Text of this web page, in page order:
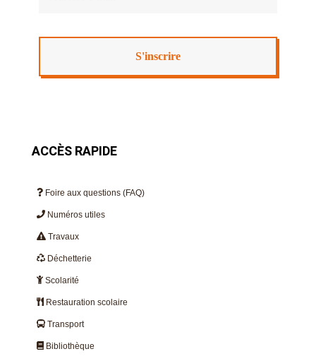
ACCÈS RAPIDE
Foire aux questions (FAQ)
Numéros utiles
Travaux
Déchetterie
Scolarité
Restauration scolaire
Transport
Bibliothèque